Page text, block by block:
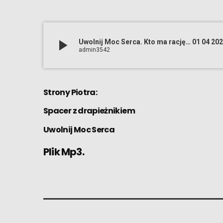
play_arrow Uwolnij Moc Serca. Kto ma rację… 01 04
admin3542
Strony Piotra:
Spacer z drapieżnikiem
Uwolnij Moc Serca
Plik Mp3.